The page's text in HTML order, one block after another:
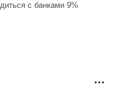
с банками 9%